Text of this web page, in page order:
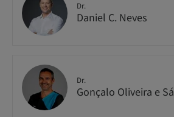
Dr.
Daniel C. Neves
Dr.
Gonçalo Oliveira e Sá